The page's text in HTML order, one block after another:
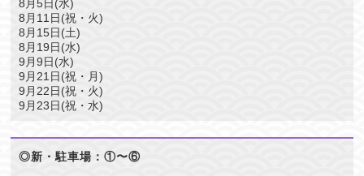
8月5日(水)
8月11日(祝・火)
8月15日(土)
8月19日(水)
9月9日(水)
9月21日(祝・月)
9月22日(祝・火)
9月23日(祝・水)
◎新・駐車場：①〜⑥